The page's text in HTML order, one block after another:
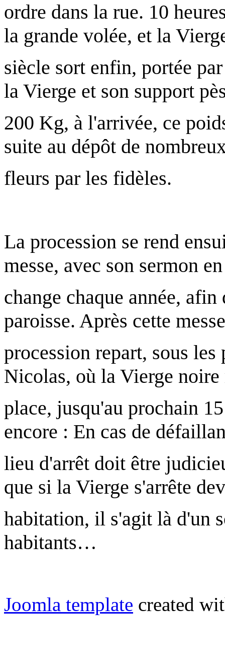
ordre dans la rue. 10
la grande volée, et la
siècle sort enfin, portée
la Vierge et son support
200 Kg, à l'arrivée, ce
suite au dépôt de
fleurs par les fidèles.
La procession se rend
messe, avec son sermon
change chaque année,
paroisse. Après cette
procession repart, sous
Nicolas, où la Vierge noire
place, jusqu'au prochain
encore : En cas de
lieu d'arrêt doit être
que si la Vierge s'arrête
habitation, il s'agit là d'un
habitants…
Joomla template created